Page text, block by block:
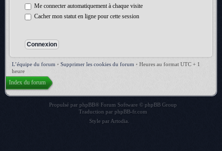
Me connecter automatiquement à chaque visite
Cacher mon statut en ligne pour cette session
L’équipe du forum • Supprimer les cookies du forum • Heures au format UTC + 1
heure
Index du forum
Propulsé par phpBB® Forum Software © phpBB Group
Traduction par phpBB-fr.com
Style par Artodia